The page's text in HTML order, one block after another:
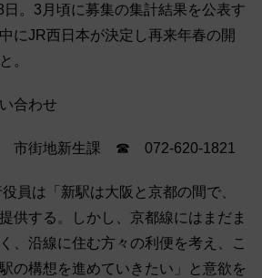
。3月頃に募集の集計結果を公表す
にJR西日本が決定し再来年春の開
。
合わせ
市街地新生課 ☎ 072-620-1821
員は「新駅は大阪と京都の間で、
供する。しかし、京都線にはまだま
、沿線に住む方々の利便を考え、こ
の構想を進めていきたい」と意欲を